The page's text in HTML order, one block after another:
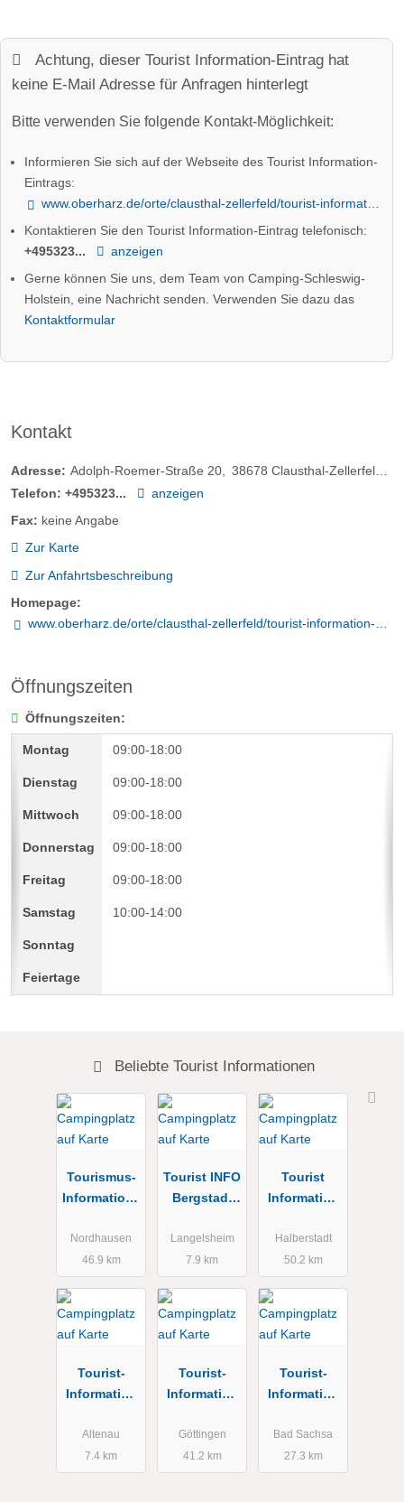
Achtung, dieser Tourist Information-Eintrag hat
keine E-Mail Adresse für Anfragen hinterlegt
Bitte verwenden Sie folgende Kontakt-Möglichkeit:
Informieren Sie sich auf der Webseite des Tourist Information-
Eintrags:
www.oberharz.de/orte/clausthal-zellerfeld/tourist-information-clausthal-zellerfeld/
Kontaktieren Sie den Tourist Information-Eintrag telefonisch:
+495323...
anzeigen
Gerne können Sie uns, dem Team von Camping-Schleswig-
Holstein, eine Nachricht senden. Verwenden Sie dazu das
Kontaktformular
Kontakt
Adresse: Adolph-Roemer-Straße 20 38678 Clausthal-Zellerfeld
Telefon: +495323...
anzeigen
Fax: keine Angabe
Zur Karte
Zur Anfahrtsbeschreibung
Homepage:
www.oberharz.de/orte/clausthal-zellerfeld/tourist-information-clausthal-zellerfeld/
Öffnungszeiten
Öffnungszeiten:
09:00-18:00
09:00-18:00
09:00-18:00
09:00-18:00
09:00-18:00
10:00-14:00
Beliebte Tourist Informationen
Tourismus-
Informations
Nordhausen
46.9 km
Tourist INFO
Bergstadt
Langelsheim
7.9 km
Tourist
Information
Halberstadt
50.2 km
Tourist-
Information
Schulenberg
Altenau
7.4 km
Tourist-
Information
Göttingen
41.2 km
Tourist-
Information
Bad Sachsa
27.3 km